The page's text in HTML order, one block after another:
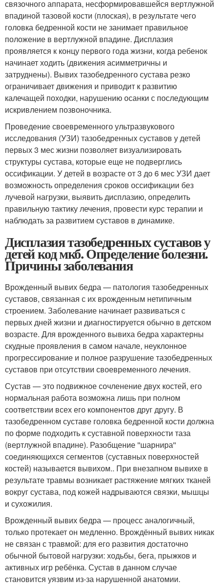
связочного аппарата, несформировавшейся вертлужной
впадиной тазовой кости (плоская), в результате чего
головка бедренной кости не занимает правильное
положение в вертлужной впадине. Дисплазия
проявляется к концу первого года жизни, когда ребенок
начинает ходить (движения асимметричны и
затруднены). Вывих тазобедренного сустава резко
ограничивает движения и приводит к развитию
калечащей походки, нарушению осанки с последующим
искривлением позвоночника.
Проведение своевременного ультразвукового
исследования (УЗИ) тазобедренных суставов у детей
первых 3 мес жизни позволяет визуализировать
структуры сустава, которые еще не подверглись
оссификации. У детей в возрасте от 3 до 6 мес УЗИ дает
возможность определения сроков оссификации без
лучевой нагрузки, выявить дисплазию, определить
правильную тактику лечения, провести курс терапии и
наблюдать за развитием суставов в динамике.
Дисплазия тазобедренных суставов у
детей код мкб. Определение болезни.
Причины заболевания
Врожденный вывих бедра — патология тазобедренных
суставов, связанная с их врожденным нетипичным
строением. Заболевание начинает развиваться с
первых дней жизни и диагностируется обычно в детском
возрасте. Для врожденного вывиха бедра характерны
скудные проявления в самом начале, неуклонное
прогрессирование и полное разрушение тазобедренных
суставов при отсутствии своевременного лечения.
Сустав — это подвижное сочленение двух костей, его
нормальная работа возможна лишь при полном
соответствии всех его компонентов друг другу. В
тазобедренном суставе головка бедренной кости должна
по форме подходить к суставной поверхности таза
(вертлужной впадине). Разобщение ''шарнира''
соединяющихся сегментов (суставных поверхностей
костей) называется вывихом.. При внезапном вывихе в
результате травмы возникает растяжение мягких тканей
вокруг сустава, под кожей надрываются связки, мышцы
и сухожилия.
Врожденный вывих бедра — процесс аналогичный,
только протекает он медленно. Врождённый вывих никак
не связан с травмой: для его развития достаточно
обычной бытовой нагрузки: ходьбы, бега, прыжков и
активных игр ребёнка. Сустав в данном случае
становится уязвим из-за нарушенной анатомии.